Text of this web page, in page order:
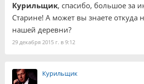
Курильщик, спасибо, большое за
Старине! А может вы знаете откуда
нашей деревни?
29 декабря 2015 г. в 9:12
Курильщик